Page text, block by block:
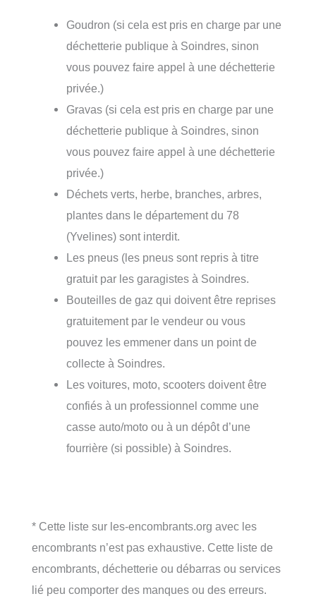
Goudron (si cela est pris en charge par une
déchetterie publique à Soindres, sinon
vous pouvez faire appel à une déchetterie
privée.)
Gravas (si cela est pris en charge par une
déchetterie publique à Soindres, sinon
vous pouvez faire appel à une déchetterie
privée.)
Déchets verts, herbe, branches, arbres,
plantes dans le département du 78
(Yvelines) sont interdit.
Les pneus (les pneus sont repris à titre
gratuit par les garagistes à Soindres.
Bouteilles de gaz qui doivent être reprises
gratuitement par le vendeur ou vous
pouvez les emmener dans un point de
collecte à Soindres.
Les voitures, moto, scooters doivent être
confiés à un professionnel comme une
casse auto/moto ou à un dépôt d’une
fourrière (si possible) à Soindres.
* Cette liste sur les-encombrants.org avec les
encombrants n’est pas exhaustive. Cette liste de
encombrants, déchetterie ou débarras ou services
lié peu comporter des manques ou des erreurs.